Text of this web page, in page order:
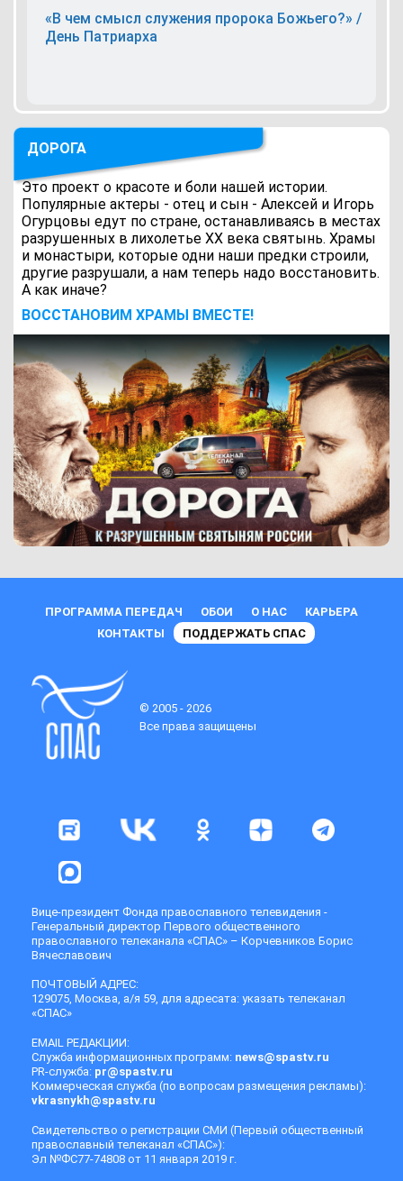
«В чем смысл служения пророка Божьего?» /
День Патриарха
ДОРОГА
Это проект о красоте и боли нашей истории.
Популярные актеры - отец и сын - Алексей и Игорь
Огурцовы едут по стране, останавливаясь в местах
разрушенных в лихолетье ХХ века святынь. Храмы
и монастыри, которые одни наши предки строили,
другие разрушали, а нам теперь надо восстановить.
А как иначе?
ВОCСТАНОВИМ ХРАМЫ ВМЕСТЕ!
ПРОГРАММА ПЕРЕДАЧ ОБОИ О НАС
КАРЬЕРА
КОНТАКТЫ
ПОДДЕРЖАТЬ СПАС
© 2005 - 2026
Все права защищены
Вице-президент Фонда православного телевидения -
Генеральный директор Первого общественного
православного телеканала «СПАС» – Корчевников Борис
Вячеславович
ПОЧТОВЫЙ АДРЕС:
129075, Москва, а/я 59, для адресата: указать телеканал
«СПАС»
EMAIL РЕДАКЦИИ:
Служба информационных программ: news@spastv.ru
PR-служба: pr@spastv.ru
Коммерческая служба (по вопросам размещения рекламы):
vkrasnykh@spastv.ru
Свидетельство о регистрации СМИ (Первый общественный
православный телеканал «СПАС»):
Эл №ФС77-74808 от 11 января 2019 г.